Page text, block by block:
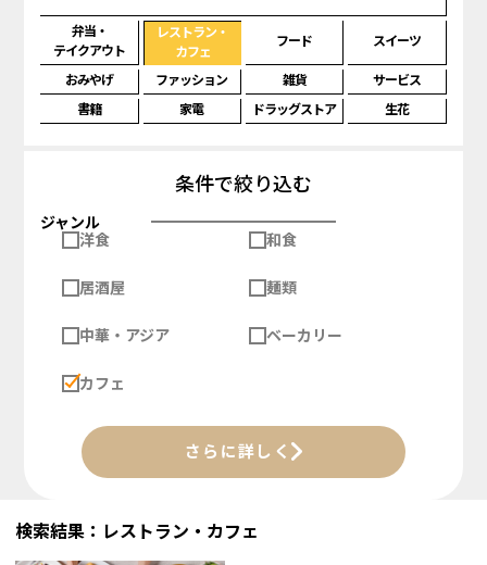
弁当・
テイクアウト
レストラン・
カフェ
フード スイーツ
おみやげ ファッション 雑貨
サービス
書籍
家電 ドラッグストア 生花
条件で絞り込む
ジャンル
洋食
和食
居酒屋 麺類
中華・アジア ベーカリー
カフェ
さらに詳しく
検索結果：レストラン・カフェ